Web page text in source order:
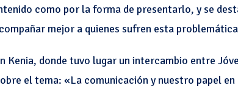
como por la forma de presentarlo, y se
mejor a quienes sufren esta
Kenia, donde tuvo lugar un intercambio entre
el tema: «La comunicación y nuestro papel